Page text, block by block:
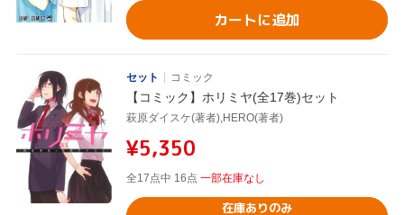
カートに追加
セット コミック
【コミック】ホリミヤ(全17巻)セット
萩原ダイスケ(著者),HERO(著者)
¥5,350
全17点中 16点 一部在庫なし
在庫ありのみ